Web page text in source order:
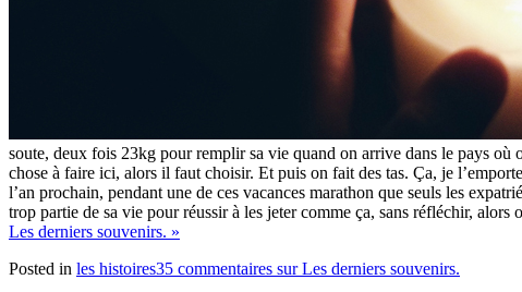
soute, deux fois 23kg pour remplir sa vie quand on arrive dans le pays où
chose à faire ici, alors il faut choisir. Et puis on fait des tas. Ça, je
l’an prochain, pendant une de ces vacances marathon que seuls les
trop partie de sa vie pour réussir à les jeter comme ça, sans réfléchir,
Les derniers souvenirs. »
Posted in les histoires35 commentaires sur Les derniers souvenirs.